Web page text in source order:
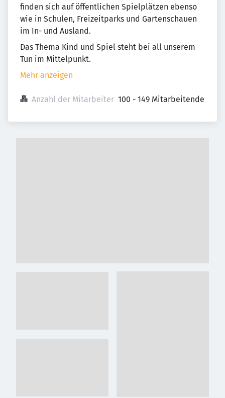
finden sich auf öffentlichen Spielplätzen ebenso
wie in Schulen, Freizeitparks und Gartenschauen
im In- und Ausland.
Das Thema Kind und Spiel steht bei all unserem
Tun im Mittelpunkt.
Mehr anzeigen
Anzahl der Mitarbeiter 100 - 149 Mitarbeitende